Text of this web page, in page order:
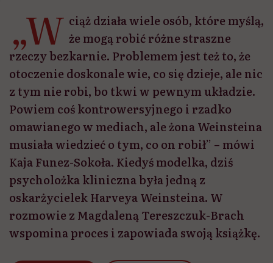
„W ciąż działa wiele osób, które myślą,
że mogą robić różne straszne
rzeczy bezkarnie. Problemem jest też to, że
otoczenie doskonale wie, co się dzieje, ale nic
z tym nie robi, bo tkwi w pewnym układzie.
Powiem coś kontrowersyjnego i rzadko
omawianego w mediach, ale żona Weinsteina
musiała wiedzieć o tym, co on robił” – mówi
Kaja Funez-Sokoła. Kiedyś modelka, dziś
psycholożka kliniczna była jedną z
oskarżycielek Harveya Weinsteina. W
rozmowie z Magdaleną Tereszczuk-Brach
wspomina proces i zapowiada swoją książkę.